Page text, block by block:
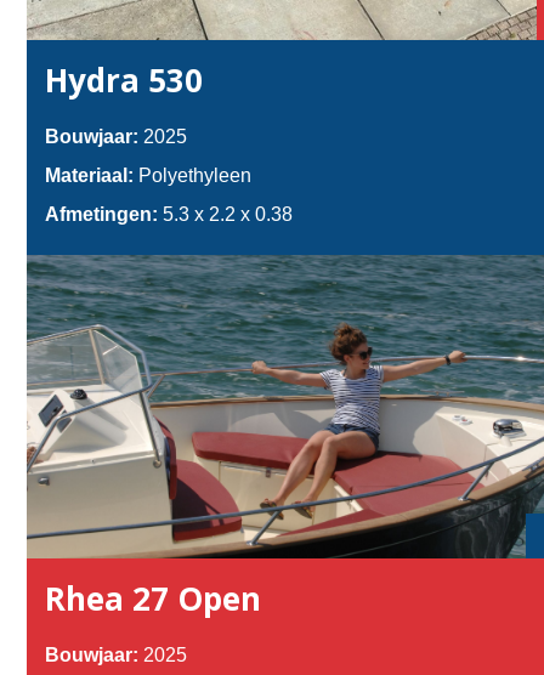
Hydra 530
Bouwjaar: 2025
Materiaal: Polyethyleen
Afmetingen: 5.3 x 2.2 x 0.38
Rhea 27 Open
Bouwjaar: 2025